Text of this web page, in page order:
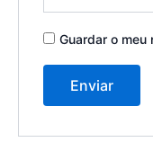
Guardar o meu